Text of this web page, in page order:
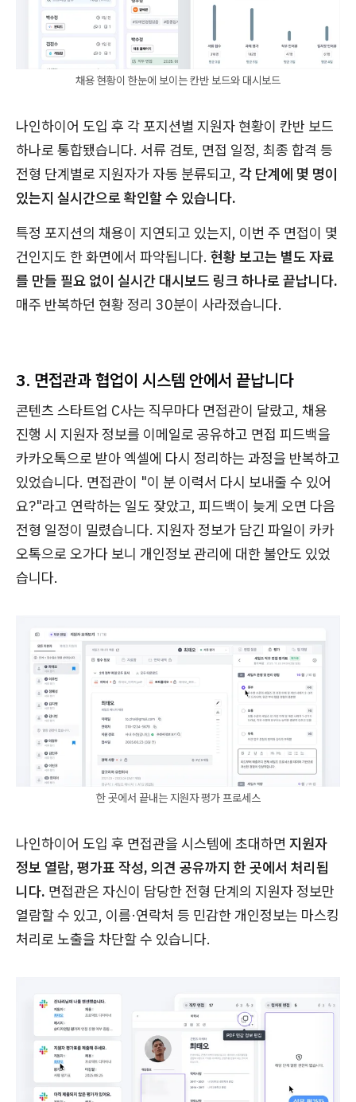
채용 현황이 한눈에 보이는 칸반 보드와 대시보드
나인하이어 도입 후 각 포지션별 지원자 현황이 칸반 보드
하나로 통합됐습니다. 서류 검토, 면접 일정, 최종 합격 등
전형 단계별로 지원자가 자동 분류되고, 각 단계에 몇 명이
있는지 실시간으로 확인할 수 있습니다.
특정 포지션의 채용이 지연되고 있는지, 이번 주 면접이 몇
건인지도 한 화면에서 파악됩니다. 현황 보고는 별도 자료
를 만들 필요 없이 실시간 대시보드 링크 하나로 끝납니다.
매주 반복하던 현황 정리 30분이 사라졌습니다.
3. 면접관과 협업이 시스템 안에서 끝납니다
콘텐츠 스타트업 C사는 직무마다 면접관이 달랐고, 채용
진행 시 지원자 정보를 이메일로 공유하고 면접 피드백을
카카오톡으로 받아 엑셀에 다시 정리하는 과정을 반복하고
있었습니다. 면접관이 "이 분 이력서 다시 보내줄 수 있어
요?"라고 연락하는 일도 잦았고, 피드백이 늦게 오면 다음
전형 일정이 밀렸습니다. 지원자 정보가 담긴 파일이 카카
오톡으로 오가다 보니 개인정보 관리에 대한 불안도 있었
습니다.
한 곳에서 끝내는 지원자 평가 프로세스
나인하이어 도입 후 면접관을 시스템에 초대하면 지원자
정보 열람, 평가표 작성, 의견 공유까지 한 곳에서 처리됩
니다. 면접관은 자신이 담당한 전형 단계의 지원자 정보만
열람할 수 있고, 이름·연락처 등 민감한 개인정보는 마스킹
처리로 노출을 차단할 수 있습니다.